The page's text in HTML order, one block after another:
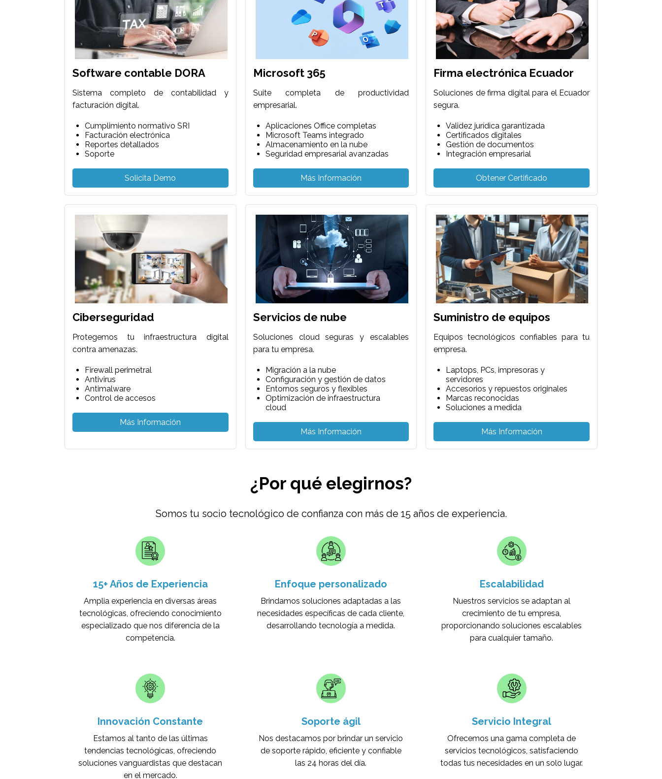
Software contable DORA
Sistema completo de contabilidad y
facturación digital.
Cumplimiento normativo SRI
Facturación electrónica
Reportes detallados
Soporte
Solicita Demo
Microsoft 365
Suite completa de productividad
empresarial.
Aplicaciones Office completas
Microsoft Teams integrado
Almacenamiento en la nube
Seguridad empresarial avanzadas
Más Información
Firma electrónica Ecuador
Soluciones de firma digital para el Ecuador
segura.
Validez jurídica garantizada
Certificados digitales
Gestión de documentos
Integración empresarial
Obtener Certificado
Ciberseguridad
Protegemos tu infraestructura digital
contra amenazas.
Firewall perimetral
Antivirus
Antimalware
Control de accesos
Más Información
Servicios de nube
Soluciones cloud seguras y escalables
para tu empresa.
Migración a la nube
Configuración y gestión de datos
Entornos seguros y flexibles
Optimización de infraestructura
cloud
Más Información
Suministro de equipos
Equipos tecnológicos confiables para tu
empresa.
Laptops, PCs, impresoras y
servidores
Accesorios y repuestos originales
Marcas reconocidas
Soluciones a medida
Más Información
¿Por qué elegirnos?
Somos tu socio tecnológico de confianza con más de 15 años de experiencia.
15+ Años de Experiencia
Amplia experiencia en diversas áreas
tecnológicas, ofreciendo conocimiento
especializado que nos diferencia de la
competencia.
Enfoque personalizado
Brindamos soluciones adaptadas a las
necesidades específicas de cada cliente,
desarrollando tecnología a medida.
Escalabilidad
Nuestros servicios se adaptan al
crecimiento de tu empresa,
proporcionando soluciones escalables
para cualquier tamaño.
Innovación Constante
Estamos al tanto de las últimas
tendencias tecnológicas, ofreciendo
soluciones vanguardistas que destacan
en el mercado.
Soporte ágil
Nos destacamos por brindar un servicio
de soporte rápido, eficiente y confiable
las 24 horas del día.
Servicio Integral
Ofrecemos una gama completa de
servicios tecnológicos, satisfaciendo
todas tus necesidades en un solo lugar.